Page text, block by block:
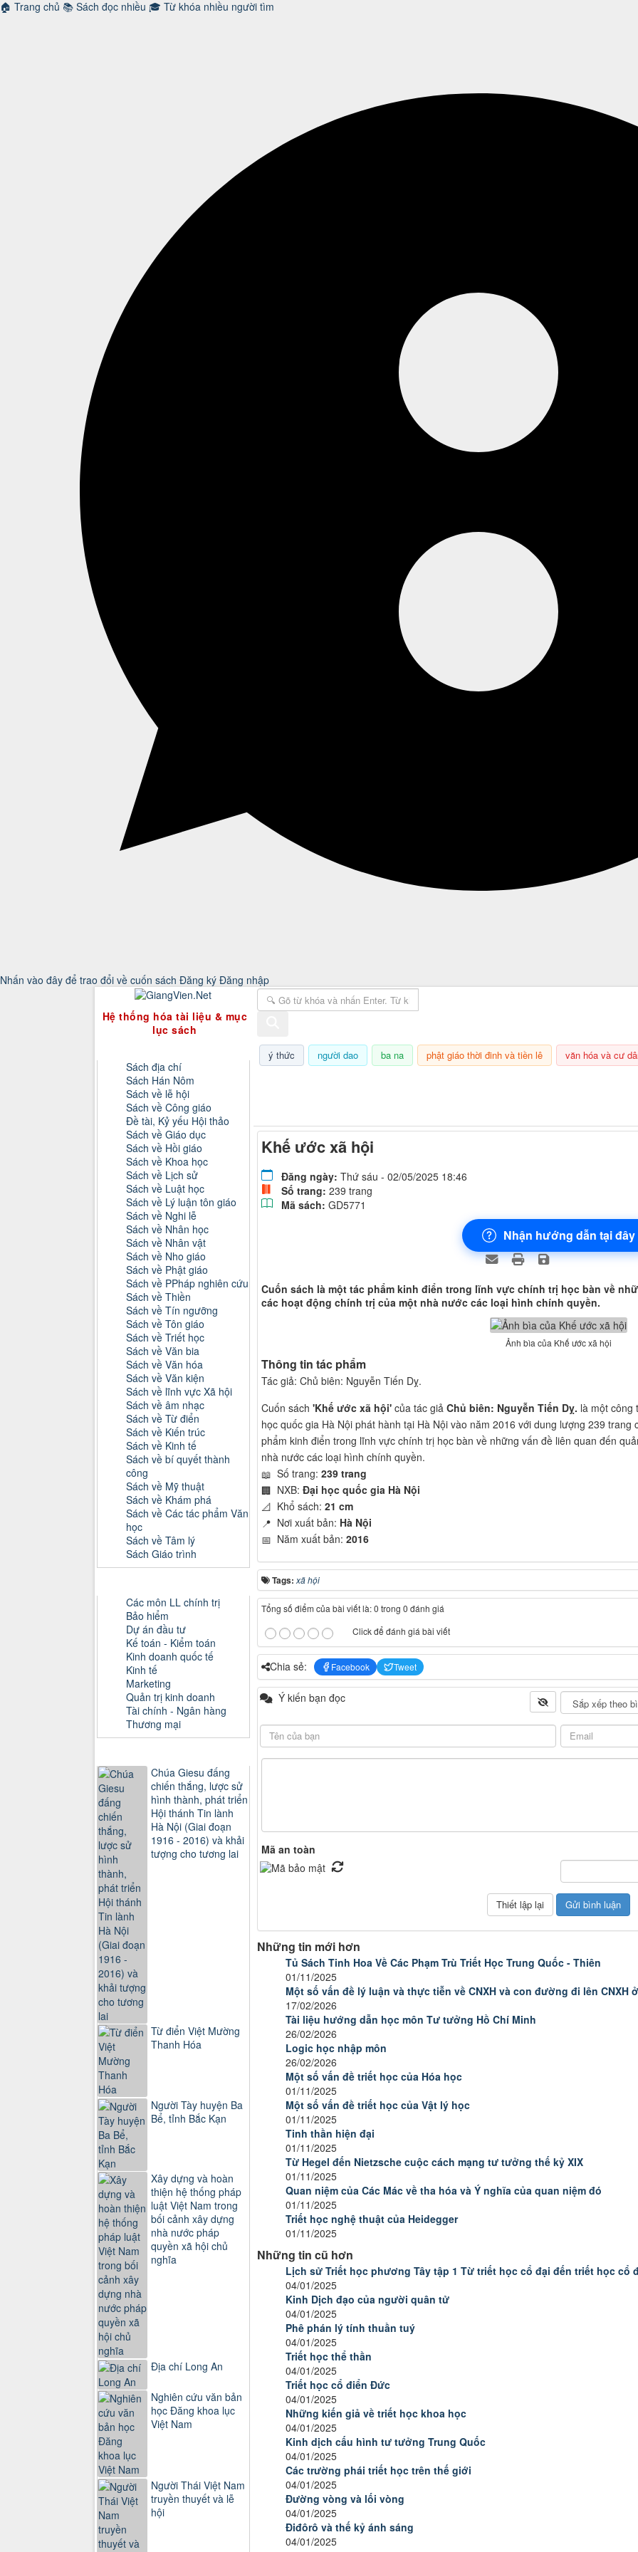
🏠 Trang chủ 📚 Sách đọc nhiều 🎓 Từ khóa nhiều người tìm
Nhấn vào đây để trao đổi về cuốn sách Đăng ký Đăng nhập
ý thức người dao ba na phật giáo thời đinh và tiền lê văn hóa và cư
Khế ước xã hội
Đăng ngày: Thứ sáu - 02/05/2025 18:46
Số trang: 239 trang
Mã sách: GD5771
Nhận hướng dẫn tại đây
Cuốn sách là một tác phẩm kinh điển trong lĩnh vực chính trị học bàn về
các hoạt động chính trị của một nhà nước các loại hình chính quyền.
Ảnh bìa của Khế ước xã hội
Thông tin tác phẩm
Tác giả: Chủ biên: Nguyễn Tiến Dỵ.
Cuốn sách 'Khế ước xã hội'của tác giả Chủ biên: Nguyễn Tiến Dỵ. là một công
học quốc gia Hà Nội phát hành tại Hà Nội vào năm 2016 với dung lượng 239
phẩm kinh điển trong lĩnh vực chính trị học bàn về những vấn đề liên quan đến
nhà nước các loại hình chính quyền.
📖 Số trang: 239 trang
🏢 NXB: Đại học quốc gia Hà Nội
📐 Khổ sách: 21 cm
📍 Nơi xuất bản: Hà Nội
📅 Năm xuất bản: 2016
Tags: xã hội
Tổng số điểm của bài viết là: 0 trong 0 đánh giá
Click để đánh giá bài viết
Chia sẻ: Facebook Tweet
Ý kiến bạn đọc
Mã an toàn
Những tin mới hơn
Tủ Sách Tinh Hoa Về Các Phạm Trù Triết Học Trung Quốc - Thiên
01/11/2025
Một số vấn đề lý luận và thực tiễn về CNXH và con đường đi lên CNXH
17/02/2026
Tài liệu hướng dẫn học môn Tư tưởng Hồ Chí Minh
26/02/2026
Logic học nhập môn
26/02/2026
Một số vấn đề triết học của Hóa học
01/11/2025
Một số vấn đề triết học của Vật lý học
01/11/2025
Tinh thần hiện đại
01/11/2025
Từ Hegel đến Nietzsche cuộc cách mạng tư tưởng thế kỷ XIX
01/11/2025
Quan niệm của Các Mác về tha hóa và Ý nghĩa của quan niệm đó
01/11/2025
Triết học nghệ thuật của Heidegger
01/11/2025
Những tin cũ hơn
Lịch sử Triết học phương Tây tập 1 Từ triết học cổ đại đến triết học cổ
04/01/2025
Kinh Dịch đạo của người quân tử
04/01/2025
Phê phán lý tính thuần tuý
04/01/2025
Triết học thể thần
04/01/2025
Triết học cổ điển Đức
04/01/2025
Những kiến giả về triết học khoa học
04/01/2025
Kinh dịch cấu hình tư tưởng Trung Quốc
04/01/2025
Các trường phái triết học trên thế giới
04/01/2025
Đường vòng và lối vòng
04/01/2025
Điđôrô và thế kỷ ánh sáng
04/01/2025
GiangVien.Net - Hệ thống hóa tài liệu & mục lục sách
Hệ thống hóa tài liệu & mục
lục sách
Sách địa chí
Sách Hán Nôm
Sách về lễ hội
Sách về Công giáo
Đề tài, Kỷ yếu Hội thảo
Sách về Giáo dục
Sách về Hồi giáo
Sách về Khoa học
Sách về Lịch sử
Sách về Luật học
Sách về Lý luận tôn giáo
Sách về Nghi lễ
Sách về Nhân học
Sách về Nhân vật
Sách về Nho giáo
Sách về Phật giáo
Sách về PPháp nghiên cứu
Sách về Thiền
Sách về Tín ngưỡng
Sách về Tôn giáo
Sách về Triết học
Sách về Văn bia
Sách về Văn hóa
Sách về Văn kiện
Sách về lĩnh vực Xã hội
Sách về âm nhạc
Sách về Từ điển
Sách về Kiến trúc
Sách về Kinh tế
Sách về bí quyết thành
công
Sách về Mỹ thuật
Sách về Khám phá
Sách về Các tác phẩm Văn
học
Sách về Tâm lý
Sách Giáo trình
Các môn LL chính trị
Bảo hiểm
Dự án đầu tư
Kế toán - Kiểm toán
Kinh doanh quốc tế
Kinh tế
Marketing
Quản trị kinh doanh
Tài chính - Ngân hàng
Thương mại
Chúa Giesu đấng
chiến thắng, lược sử
hình thành, phát triển
Hội thánh Tin lành
Hà Nội (Giai đoạn
1916 - 2016) và khải
tượng cho tương lai
Từ điển Việt Mường
Thanh Hóa
Người Tày huyện Ba
Bể, tỉnh Bắc Kạn
Xây dựng và hoàn
thiện hệ thống pháp
luật Việt Nam trong
bối cảnh xây dựng
nhà nước pháp
quyền xã hội chủ
nghĩa
Địa chí Long An
Nghiên cứu văn bản
học Đăng khoa lục
Việt Nam
Người Thái Việt Nam
truyền thuyết và lễ
hội